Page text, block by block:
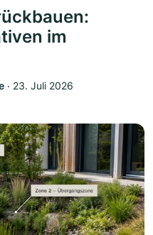
im
‧ 23. Juli 2026